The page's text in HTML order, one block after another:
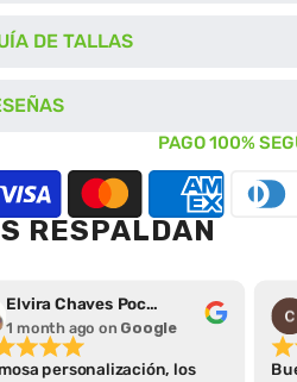
DE TALLAS
PAGO 100%
RESPALDAN
Elvira Chaves Pochet
1 month ago on Google
personalización, los